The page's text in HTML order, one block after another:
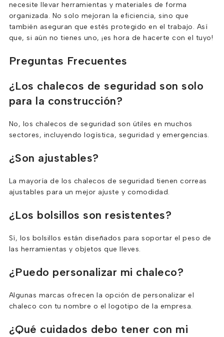
necesite llevar herramientas y materiales de forma
organizada. No solo mejoran la eficiencia, sino que
también aseguran que estés protegido en el trabajo. Así
que, si aún no tienes uno, ¡es hora de hacerte con el tuyo!
Preguntas Frecuentes
¿Los chalecos de seguridad son solo
para la construcción?
No, los chalecos de seguridad son útiles en muchos
sectores, incluyendo logística, seguridad y emergencias.
¿Son ajustables?
La mayoría de los chalecos de seguridad tienen correas
ajustables para un mejor ajuste y comodidad.
¿Los bolsillos son resistentes?
Sí, los bolsillos están diseñados para soportar el peso de
las herramientas y objetos que lleves.
¿Puedo personalizar mi chaleco?
Algunas marcas ofrecen la opción de personalizar el
chaleco con tu nombre o el logotipo de la empresa.
¿Qué cuidados debo tener con mi